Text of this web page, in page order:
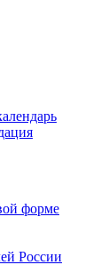
форме
России